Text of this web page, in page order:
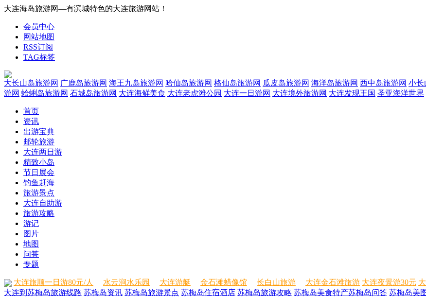
大连海岛旅游网—有滨城特色的大连旅游网站！
会员中心
网站地图
RSS订阅
TAG标签
大长山岛旅游网 广鹿岛旅游网 海王九岛旅游网 哈仙岛旅游网 格仙岛旅游网 瓜皮岛旅游网 海洋岛旅游网 西中岛旅游网 小长
游网 蛤蜊岛旅游网 石城岛旅游网 大连海鲜美食 大连老虎滩公园 大连一日游网 大连境外旅游网 大连发现王国 圣亚海洋世界
首页
资讯
出游宝典
邮轮旅游
大连两日游
精致小岛
节日展会
钓鱼赶海
旅游景点
大连自助游
旅游攻略
游记
图片
地图
问答
专题
大连旅顺一日游80元/人 水云涧水乐园 大连游艇 金石滩蜡像馆 长白山旅游 大连金石滩旅游 大连夜景游30元
大连到苏梅岛旅游线路 苏梅岛资讯 苏梅岛旅游景点 苏梅岛住宿酒店 苏梅岛旅游攻略 苏梅岛美食特产苏梅岛问答 苏梅岛美